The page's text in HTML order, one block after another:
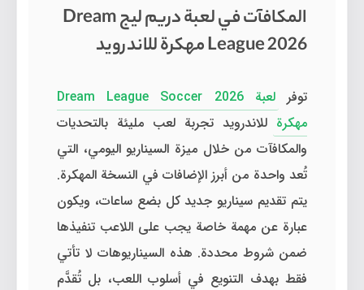
المكافآت في لعبة دريم ليج Dream
League 2026 مهكرة للاندرويد
توفر
لعبة Dream League Soccer 2026
مهكرة للاندرويد تجربة لعب مليئة بالتحديات
والمكافآت من خلال ميزة السيناريو اليومي، التي
تُعد واحدة من أبرز الإضافات في النسخة المهكرة.
يتم تقديم سيناريو جديد كل بضع ساعات، ويكون
عبارة عن مهمة خاصة يجب على اللاعب تنفيذها
ضمن شروط محددة. هذه السيناريوهات لا تأتي
فقط بهدف التنويع في أسلوب اللعب، بل تُقدَّم